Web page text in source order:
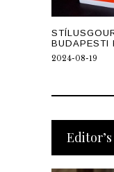
BUDAPESTI
2024-08-19